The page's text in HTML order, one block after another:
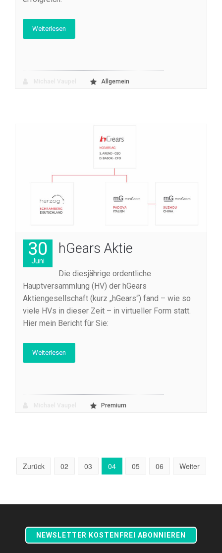
Weiterlesen
Allgemein
30
Juni
hGears Aktie
Die diesjährige ordentliche
Hauptversammlung (HV) der hGears
Aktiengesellschaft (kurz „hGears“) fand – wie so
viele HVs in dieser Zeit – in virtueller Form statt.
Hier mein Bericht für Sie:
Weiterlesen
Premium
Zurück 02 03 04 05 06 Weiter
NEWSLETTER KOSTENFREI ABONNIEREN